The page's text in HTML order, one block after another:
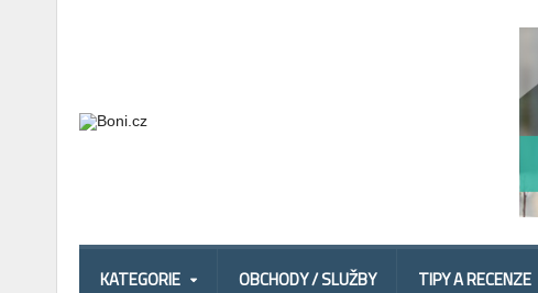
KATEGORIE OBCHODY / SLUŽBY TIPY A RECENZE